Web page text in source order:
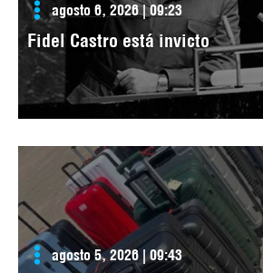
agosto 6, 2026 | 09:23
Fidel Castro está invicto
agosto 5, 2026 | 09:43